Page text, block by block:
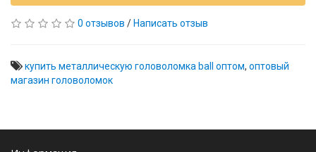
0 отзывов / Написать отзыв
купить металлическую головоломка ball оптом, оптовый
магазин головоломок